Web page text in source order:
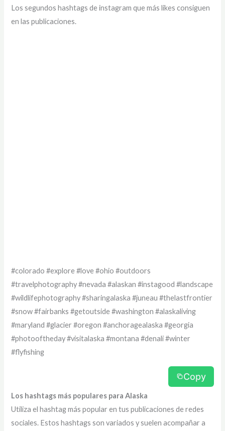
Los segundos hashtags de instagram que más likes consiguen
en las publicaciones.
#colorado #explore #love #ohio #outdoors
#travelphotography #nevada #alaskan #instagood #landscape
#wildlifephotography #sharingalaska #juneau #thelastfrontier
#snow #fairbanks #getoutside #washington #alaskaliving
#maryland #glacier #oregon #anchoragealaska #georgia
#photooftheday #visitalaska #montana #denali #winter
#flyfishing
Copy
Los hashtags más populares para Alaska
Utiliza el hashtag más popular en tus publicaciones de redes
sociales. Estos hashtags son variados y suelen acompañar a